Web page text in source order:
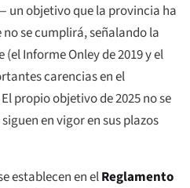
un objetivo que la provincia ha
se cumplirá, señalando la
Informe Onley de 2019 y el
carencias en el
propio objetivo de 2025 no se
en vigor en sus plazos
establecen en elReglamento